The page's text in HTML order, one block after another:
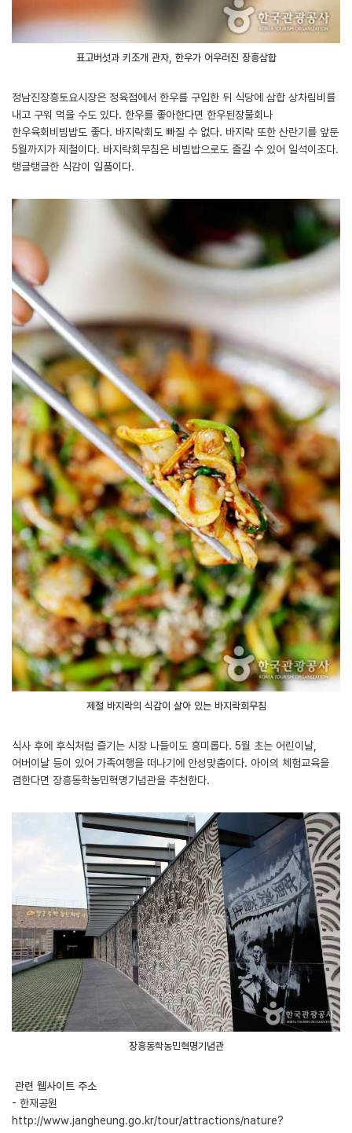
표고버섯과 키조개 관자, 한우가 어우러진 장흥삼합
정남진장흥토요시장은 정육점에서 한우를 구입한 뒤 식당에 삼합 상차림비를
내고 구워 먹을 수도 있다. 한우를 좋아한다면 한우된장물회나
한우육회비빔밥도 좋다. 바지락회도 빠질 수 없다. 바지락 또한 산란기를 앞둔
5월까지가 제철이다. 바지락회무침은 비빔밥으로도 즐길 수 있어 일석이조다.
탱글탱글한 식감이 일품이다.
제철 바지락의 식감이 살아 있는 바지락회무침
식사 후에 후식처럼 즐기는 시장 나들이도 흥미롭다. 5월 초는 어린이날,
어버이날 등이 있어 가족여행을 떠나기에 안성맞춤이다. 아이의 체험교육을
겸한다면 장흥동학농민혁명기념관을 추천한다.
장흥동학농민혁명기념관
관련 웹사이트 주소
- 한재공원
http://www.jangheung.go.kr/tour/attractions/nature?